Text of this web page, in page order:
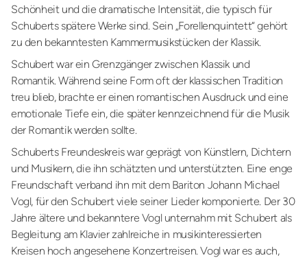
Schönheit und die dramatische Intensität, die typisch für
Schuberts spätere Werke sind. Sein „Forellenquintett“ gehört
zu den bekanntesten Kammermusikstücken der Klassik.
Schubert war ein Grenzgänger zwischen Klassik und
Romantik. Während seine Form oft der klassischen Tradition
treu blieb, brachte er einen romantischen Ausdruck und eine
emotionale Tiefe ein, die später kennzeichnend für die Musik
der Romantik werden sollte.
Schuberts Freundeskreis war geprägt von Künstlern, Dichtern
und Musikern, die ihn schätzten und unterstützten. Eine enge
Freundschaft verband ihn mit dem Bariton Johann Michael
Vogl, für den Schubert viele seiner Lieder komponierte. Der 30
Jahre ältere und bekanntere Vogl unternahm mit Schubert als
Begleitung am Klavier zahlreiche in musikinteressierten
Kreisen hoch angesehene Konzertreisen. Vogl war es auch,